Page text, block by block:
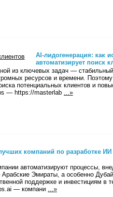
AI-лидогенерация: как
автоматизирует поиск
из ключевых задач — стабильный
ресурсов и времени.
потенциальных клиентов и
— https://masterlab
...»
компаний по разработке
автоматизируют процессы,
Эмираты, а особенно
поддержке и инвестициям в
— компани ...»